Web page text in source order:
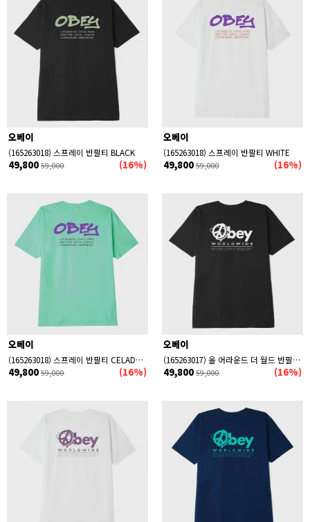
오베이
(165263018) 스프레이 반팔티 BLACK
49,800 59,000 (16%)
오베이
(165263018) 스프레이 반팔티 WHITE
49,800 59,000 (16%)
오베이
(165263018) 스프레이 반팔티 CELADON
49,800 59,000 (16%)
오베이
(165263017) 올 어라운드 더 월드 반팔티 BLACK
49,800 59,000 (16%)